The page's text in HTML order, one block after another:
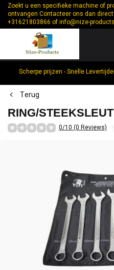
Zoekt u een specifieke machine of
ontvangen Contacteer ons dan
+31621803866 ofinfo@nize-
Scherpe prijzen - Snelle
Terug
RING/
0/10 (0 Reviews)